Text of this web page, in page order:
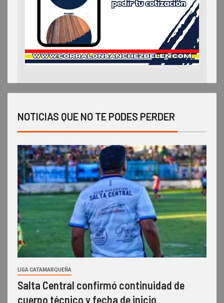
NOTICIAS QUE NO TE PODES PERDER
LIGA CATAMARQUEÑA
Salta Central confirmó continuidad de
cuerpo técnico y fecha de inicio